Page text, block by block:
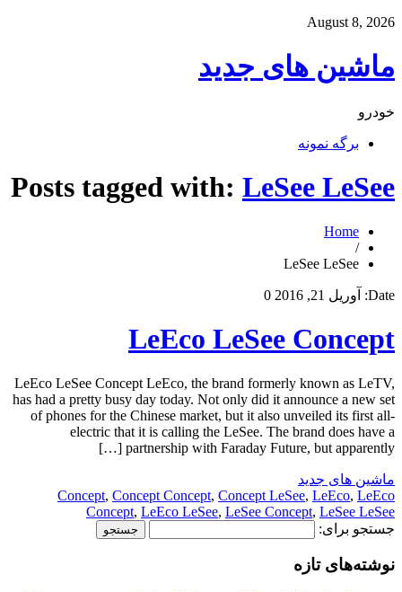
August 8, 2026
ماشین های جدید
خودرو
برگه نمونه
Posts tagged with: LeSee LeSee
Home
/
LeSee LeSee
Date: آوریل 21, 2016 0
LeEco LeSee Concept
LeEco LeSee Concept LeEco, the brand formerly known as LeTV,
has had a pretty busy day today. Not only did it announce a new set
of phones for the Chinese market, but it also unveiled its first all-
electric that it is calling the LeSee. The brand does have a
partnership with Faraday Future, but apparently […]
ماشین های جدید
Concept, Concept Concept, Concept LeSee, LeEco, LeEco
Concept, LeEco LeSee, LeSee Concept, LeSee LeSee
جستجو برای:
نوشته‌های تازه